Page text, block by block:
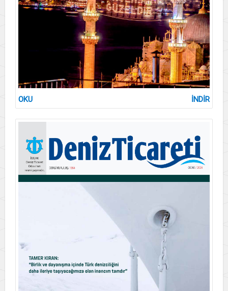
OKU İNDİR